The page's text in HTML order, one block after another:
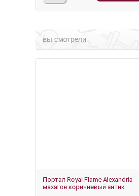
вы смотрели
Портал Royal Flame Alexandria
махагон коричневый антик